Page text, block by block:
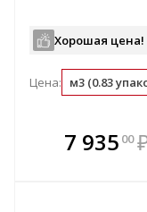
Хорошая цена!
Цена: м3 (0.83
7 935 00
В
всегда